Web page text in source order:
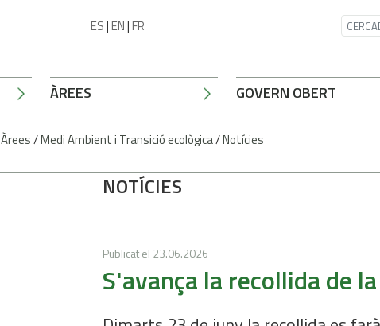
ES|EN|FR
ÀREES GOVERN OBERT
Àrees/Medi Ambient i Transició ecològica/Notícies
NOTÍCIES
Publicat el 23.06.2026
S'avança la recollida de